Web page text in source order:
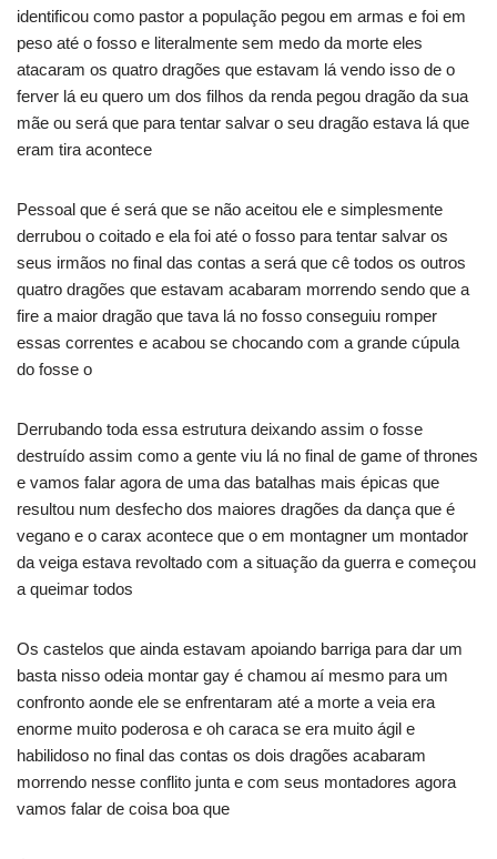
identificou como pastor a população pegou em armas e foi em
peso até o fosso e literalmente sem medo da morte eles
atacaram os quatro dragões que estavam lá vendo isso de o
ferver lá eu quero um dos filhos da renda pegou dragão da sua
mãe ou será que para tentar salvar o seu dragão estava lá que
eram tira acontece
Pessoal que é será que se não aceitou ele e simplesmente
derrubou o coitado e ela foi até o fosso para tentar salvar os
seus irmãos no final das contas a será que cê todos os outros
quatro dragões que estavam acabaram morrendo sendo que a
fire a maior dragão que tava lá no fosso conseguiu romper
essas correntes e acabou se chocando com a grande cúpula
do fosse o
Derrubando toda essa estrutura deixando assim o fosse
destruído assim como a gente viu lá no final de game of thrones
e vamos falar agora de uma das batalhas mais épicas que
resultou num desfecho dos maiores dragões da dança que é
vegano e o carax acontece que o em montagner um montador
da veiga estava revoltado com a situação da guerra e começou
a queimar todos
Os castelos que ainda estavam apoiando barriga para dar um
basta nisso odeia montar gay é chamou aí mesmo para um
confronto aonde ele se enfrentaram até a morte a veia era
enorme muito poderosa e oh caraca se era muito ágil e
habilidoso no final das contas os dois dragões acabaram
morrendo nesse conflito junta e com seus montadores agora
vamos falar de coisa boa que